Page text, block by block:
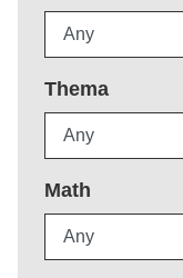
Thema
Math